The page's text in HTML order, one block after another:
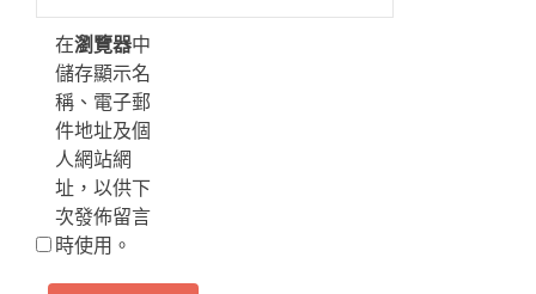
在瀏覽器中
儲存顯示名
稱、電子郵
件地址及個
人網站網
址，以供下
次發佈留言
時使用。